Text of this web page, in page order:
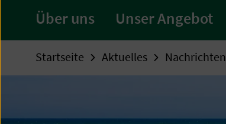
Über uns Unser Angebot
Startseite Aktuelles Nachrichten